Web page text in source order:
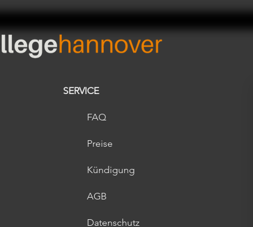
SERVICE
FAQ
Preise
Kündigung
AGB
Datenschutz